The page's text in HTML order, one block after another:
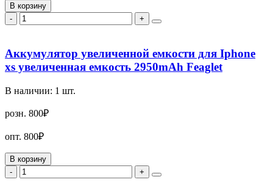
В корзину
-
+
Аккумулятор увеличенной емкости для Iphone
xs увеличенная емкость 2950mAh Feaglet
В наличии: 1 шт.
розн. 800₽
опт. 800₽
В корзину
-
+